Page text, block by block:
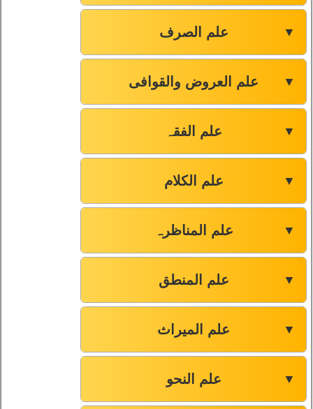
علم الصرف ▼
علم العروض والقوافی ▼
علم الفقہ ▼
علم الکلام ▼
علم المناظرہ ▼
علم المنطق ▼
علم المیراث ▼
علم النحو ▼